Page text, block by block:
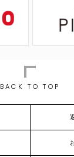
BACK TO TOP